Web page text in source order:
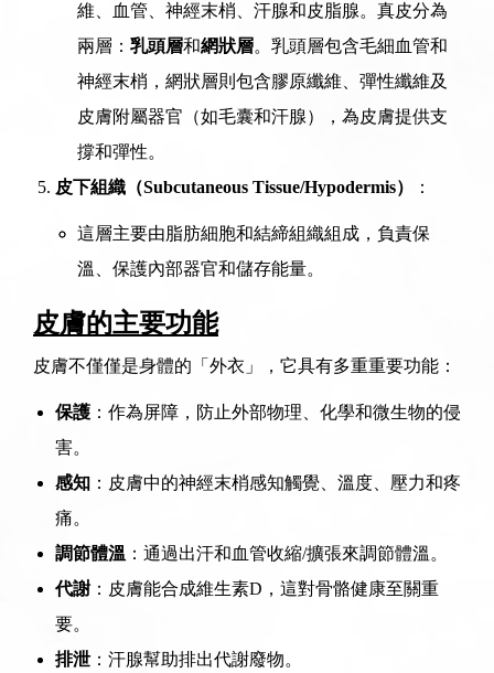
維、血管、神經末梢、汗腺和皮脂腺。真皮分為
兩層： 乳頭層和網狀層。乳頭層包含毛細血管和
神經末梢，網狀層則包含膠原纖維、彈性纖維及
皮膚附屬器官（如毛囊和汗腺），為皮膚提供支
撐和彈性。
皮下組織（Subcutaneous Tissue/Hypodermis）
：
這層主要由脂肪細胞和結締組織組成，負責保
溫、保護內部器官和儲存能量。
皮膚的主要功能
皮膚不僅僅是身體的「外衣」，它具有多重重要功能：
保護 ：作為屏障，防止外部物理、化學和微生物的侵
害。
感知 ：皮膚中的神經末梢感知觸覺、溫度、壓力和疼
痛。
調節體溫 ：通過出汗和血管收縮/擴張來調節體溫。
代謝：皮膚能合成維生素D，這對骨骼健康至關重
要。
排泄：汗腺幫助排出代謝廢物。